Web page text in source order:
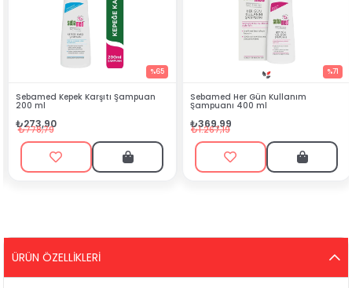
Karşıtı Şampuan
%71
Sebamed Her Gün Kullanım
Şampuanı 400 ml
Deotak
ÜRÜN ÖZELLIKLERI